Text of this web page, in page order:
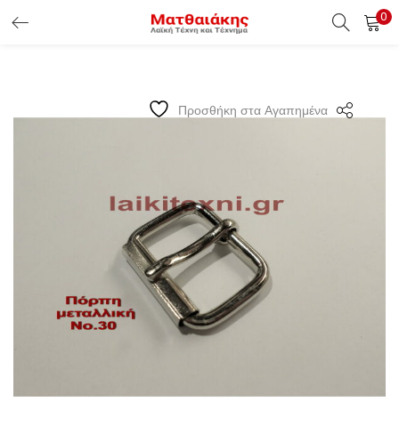
0
Προσθήκη στα Αγαπημένα
ΕΊΣΟΔΟΣ ΠΕΛΑΤΏΝ
Υπενθύμιση κωδικού
Είσοδος Πελατών
Χάσατε τον κωδικό σας ?